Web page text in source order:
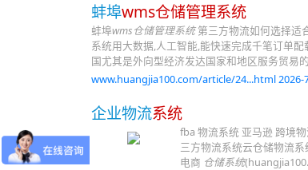
蚌埠wms仓储管理系统
蚌埠wms仓储管理系统第三方物流如何选择适
系统用大数据,人工智能,能快速完成千笔订单
国尤其是外向型经济发达国家和地区服务贸易
www.huangjia100.com/article/24...html 2026-
企业物流系统
fba 物流系统 亚马逊 跨境
三方物流系统云仓储物流
电商 仓储系统